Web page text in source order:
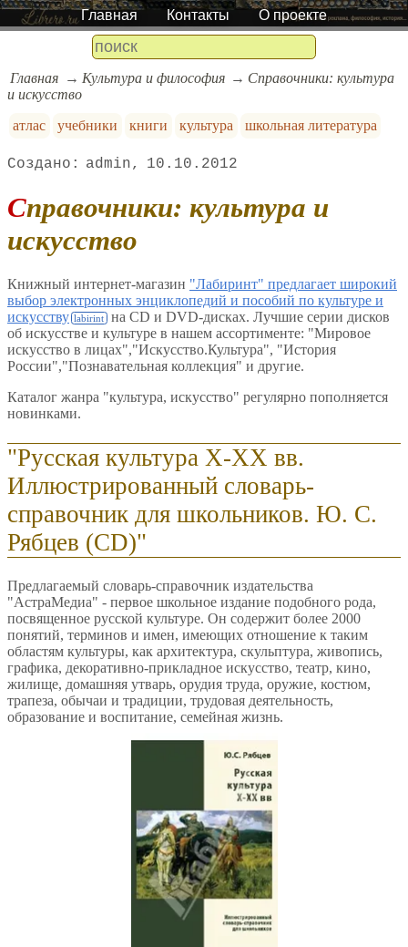
Главная Контакты О проекте
Главная Культура и философия
Справочники: культура
и искусство
атлас
учебники книги культура школьная литература
admin 10.10.2012
Справочники: культура и
искусство
Книжный интернет-магазин "Лабиринт" предлагает широкий
выбор электронных энциклопедий и пособий по культуре и
искусству
на CD и DVD-дисках. Лучшие серии дисков
об искусстве и культуре в нашем ассортименте: "Мировое
искусство в лицах","Искусство.Культура", "История
России","Познавательная коллекция" и другие.
Каталог жанра "культура, искусство" регулярно пополняется
новинками.
"Русская культура X-XX вв.
Иллюстрированный словарь-
справочник для школьников. Ю. С.
Рябцев (CD)"
Предлагаемый словарь-справочник издательства
"АстраМедиа" - первое школьное издание подобного рода,
посвященное русской культуре. Он содержит более 2000
понятий, терминов и имен, имеющих отношение к таким
областям культуры, как архитектура, скульптура, живопись,
графика, декоративно-прикладное искусство, театр, кино,
жилище, домашняя утварь, орудия труда, оружие, костюм,
трапеза, обычаи и традиции, трудовая деятельность,
образование и воспитание, семейная жизнь.